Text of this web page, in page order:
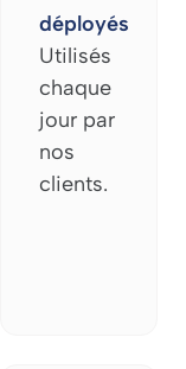
déployés
Utilisés
chaque
jour par
nos
clients.